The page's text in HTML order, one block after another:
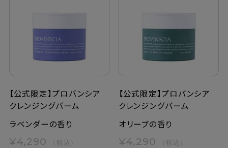
【公式限定】プロバンシア
クレンジングバーム
ラベンダーの香り
¥4,290 （税込）
【公式限定】プロバンシア
クレンジングバーム
オリーブの香り
¥4,290 （税込）